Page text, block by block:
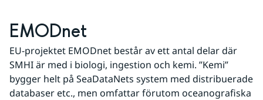
EMODnet
EU-projektet EMODnet består av ett antal delar där
SMHI är med i biologi, ingestion och kemi. ”Kemi”
bygger helt på SeaDataNets system med distribuerade
databaser etc., men omfattar förutom oceanografiska